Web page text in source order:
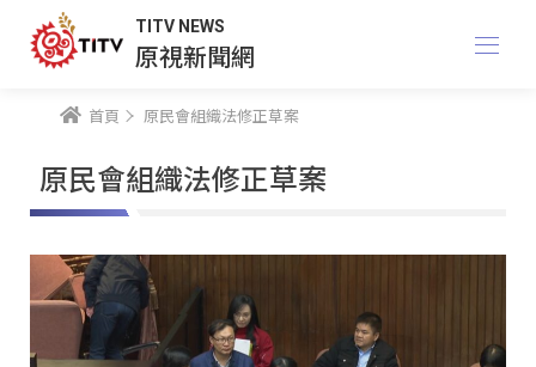
TITV NEWS
原視新聞網
首頁 原民會組織法修正草案
原民會組織法修正草案